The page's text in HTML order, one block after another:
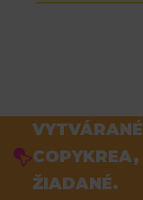
ŽIADANÉ.